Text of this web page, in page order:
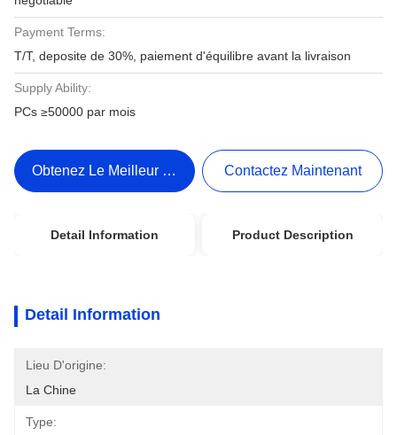
Payment Terms:
T/T, deposite de 30%, paiement d'équilibre avant la livraison
Supply Ability:
PCs ≥50000 par mois
Obtenez Le Meilleur Prix Contactez Maintenant
Detail Information Product Description
Detail Information
Lieu D'origine:
La Chine
Type: